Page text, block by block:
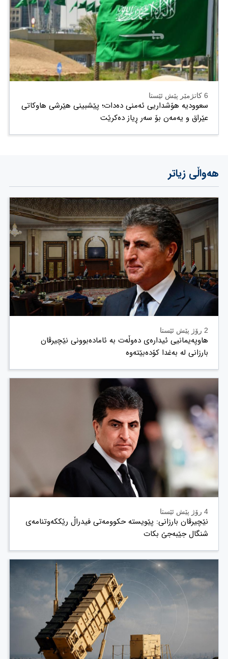
6 کاتژمێر پێش ئێستا
سعوودیە هۆشداریی ئەمنی دەدات؛ پێشبینی هێرشی هاوکاتی
عێراق و یەمەن بۆ سەر ڕیاز دەکرێت
هەواڵی زیاتر
2 رۆژ پێش ئێستا
هاوپەیمانیی ئیدارەی دەوڵەت بە ئامادەبوونی نێچیرڤان
بارزانی لە بەغدا کۆدەبێتەوە
4 رۆژ پێش ئێستا
نێچیرڤان بارزانی: پێویستە حکوومەتی فیدراڵ رێککەوتنامەی
شنگال جێبەجێ بکات